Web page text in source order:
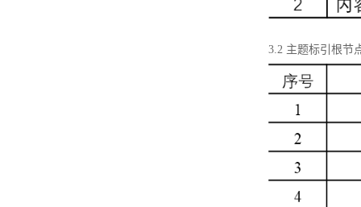
3.2 主题标引根节